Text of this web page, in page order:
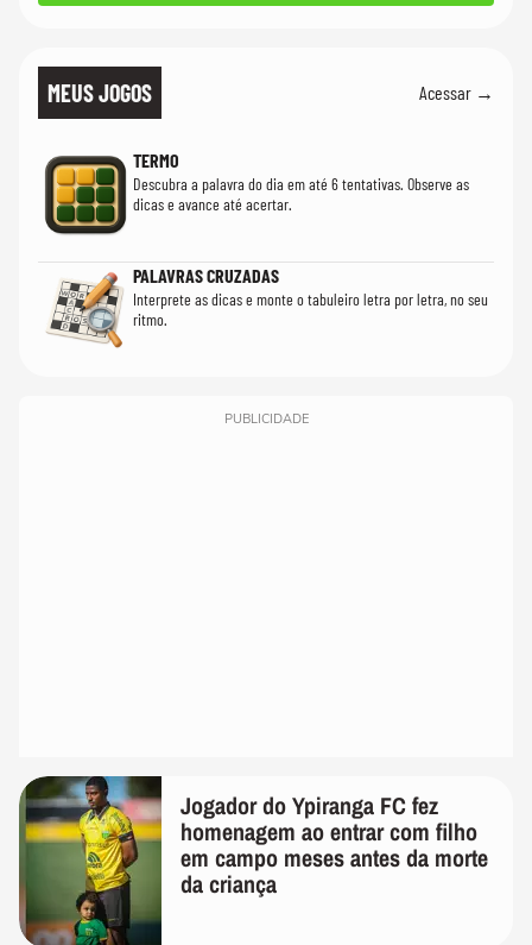
MEUS JOGOS Acessar →
TERMO
Descubra a palavra do dia em até 6 tentativas. Observe as
dicas e avance até acertar.
PALAVRAS CRUZADAS
Interprete as dicas e monte o tabuleiro letra por letra, no seu
ritmo.
PUBLICIDADE
Jogador do Ypiranga FC fez
homenagem ao entrar com filho
em campo meses antes da morte
da criança